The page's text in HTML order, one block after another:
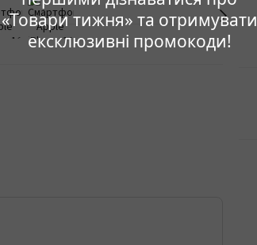
«Товари тижня» та отримувати
ексклюзивні промокоди!